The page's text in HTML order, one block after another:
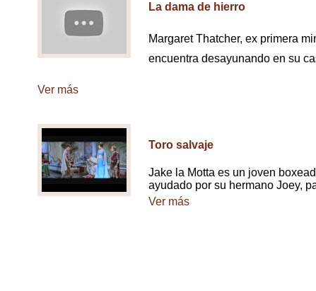
La dama de hierro
Margaret Thatcher, ex primera
encuentra desayunando en su
Ver más
Toro salvaje
Jake la Motta es un joven
ayudado por su hermano Joey,
Ver más